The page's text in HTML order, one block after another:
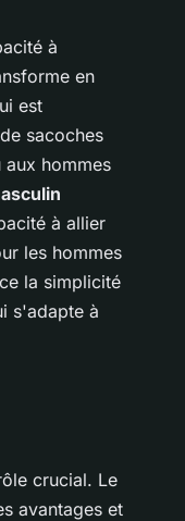
à
en
est
sacoches
hommes
à allier
les hommes
la simplicité
s'adapte à
crucial. Le
avantages et